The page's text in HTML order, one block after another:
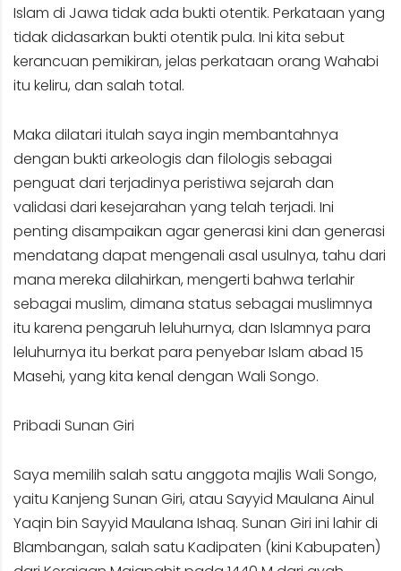
Islam di Jawa tidak ada bukti otentik. Perkataan yang
tidak didasarkan bukti otentik pula. Ini kita sebut
kerancuan pemikiran, jelas perkataan orang Wahabi
itu keliru, dan salah total.
Maka dilatari itulah saya ingin membantahnya
dengan bukti arkeologis dan filologis sebagai
penguat dari terjadinya peristiwa sejarah dan
validasi dari kesejarahan yang telah terjadi. Ini
penting disampaikan agar generasi kini dan generasi
mendatang dapat mengenali asal usulnya, tahu dari
mana mereka dilahirkan, mengerti bahwa terlahir
sebagai muslim, dimana status sebagai muslimnya
itu karena pengaruh leluhurnya, dan Islamnya para
leluhurnya itu berkat para penyebar Islam abad 15
Masehi, yang kita kenal dengan Wali Songo.
Pribadi Sunan Giri
Saya memilih salah satu anggota majlis Wali Songo,
yaitu Kanjeng Sunan Giri, atau Sayyid Maulana Ainul
Yaqin bin Sayyid Maulana Ishaq. Sunan Giri ini lahir di
Blambangan, salah satu Kadipaten (kini Kabupaten)